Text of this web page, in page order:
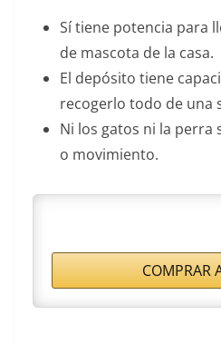
Sí tiene potencia para
de mascota de la casa.
El depósito tiene
recogerlo todo de una
Ni los gatos ni la perra
o movimiento.
COMPRAR